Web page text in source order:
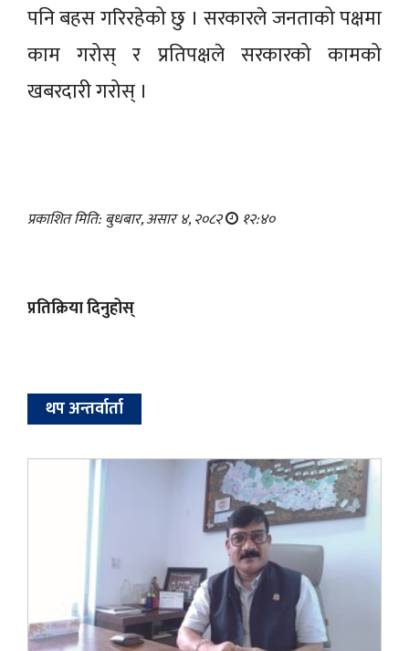
पनि बहस गरिरहेको छु । सरकारले जनताको पक्षमा
काम गरोस् र प्रतिपक्षले सरकारको कामको
खबरदारी गरोस् ।
प्रकाशित मिति: बुधबार, असार ४, २०८२ १२:४०
प्रतिक्रिया दिनुहोस्
थप अन्तर्वार्ता